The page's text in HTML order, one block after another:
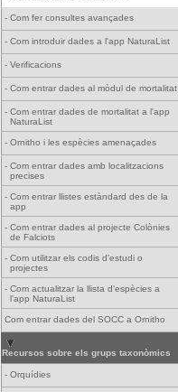
- Com fer consultes avançades
- Com introduir dades a l'app NaturaList
- Verificacions
- Com entrar dades al mòdul de mortalitat
- Com entrar dades de mortalitat a l'app
NaturaList
- Ornitho i les espècies amenaçades
- Com entrar dades amb localitzacions
precises
- Com entrar llistes estàndard des de la
app
- Com entrar dades al projecte Colònies
de Falciots
- Com utilitzar els codis d'estudi o
projectes
- Com actualitzar la llista d'espècies a
l'app NaturaList
Com entrar dades del SOCC a Ornitho
Recursos sobre els grups taxonòmics
- Orquídies